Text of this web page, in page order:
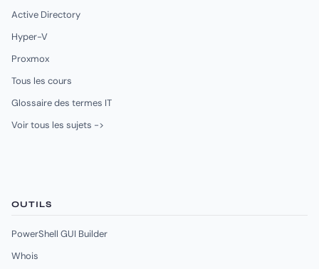
Active Directory
Hyper-V
Proxmox
Tous les cours
Glossaire des termes IT
Voir tous les sujets ->
OUTILS
PowerShell GUI Builder
Whois